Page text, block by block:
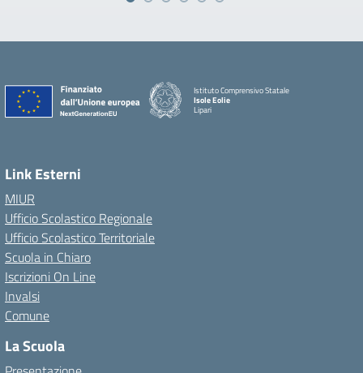
Istituto Comprensivo Statale
Isole Eolie
Lipari
Link Esterni
MIUR
Ufficio Scolastico Regionale
Ufficio Scolastico Territoriale
Scuola in Chiaro
Iscrizioni On Line
Invalsi
Comune
La Scuola